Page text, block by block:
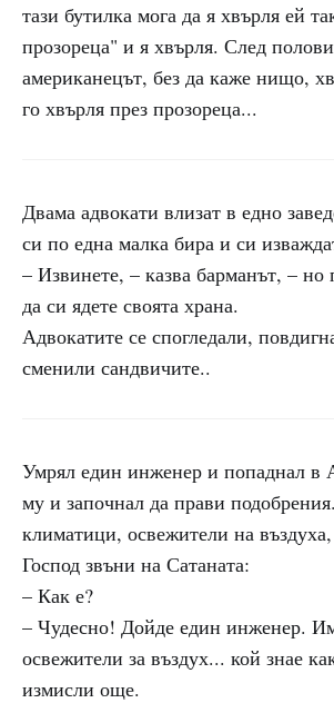
тази бутилка мога да я хвърля ей
прозореца" и я хвърля. След
американецът, без да каже нищо,
го хвърля през прозореца...
Двама адвокати влизат в едно
си по една малка бира и си
– Извинете, – казва барманът, –
да си ядете своята храна.
Адвокатите се спогледали,
сменили сандвичите..
Умрял един инженер и попаднал в
му и започнал да прави
климатици, освежители на
Господ звъни на Сатаната:
– Как е?
– Чудесно! Дойде един инженер.
освежители за въздух... кой знае
измисли още.